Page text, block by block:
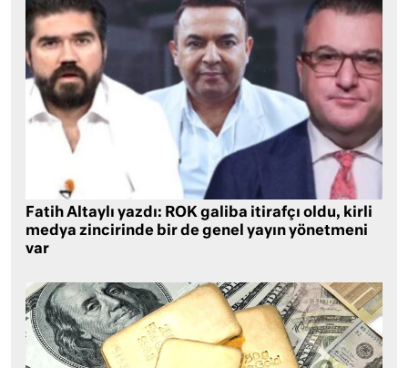
Fatih Altaylı yazdı: ROK galiba itirafçı oldu, kirli
medya zincirinde bir de genel yayın yönetmeni
var